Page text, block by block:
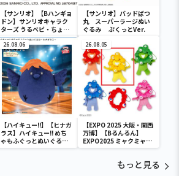
【サンリオ】【Bハンギョ
ドン】サンリオキャラク
ターズ うるベビ・ちょい
デカドール
【サンリオ】バッドばつ
丸 スーパーラージぬい
ぐるみ ぷくっとVer.
26.08.06
【ハイキュー!!】【ヒナガ
ラス】ハイキュー!! めち
ゃもふぐっとぬいぐるみ
～ヒナガラス～
26.08.05
【EXPO 2025 大阪・関西
万博】【Bるんるん】
EXPO2025 ミャクミャク
カラフルゴム紐付きぬい
もっと見る